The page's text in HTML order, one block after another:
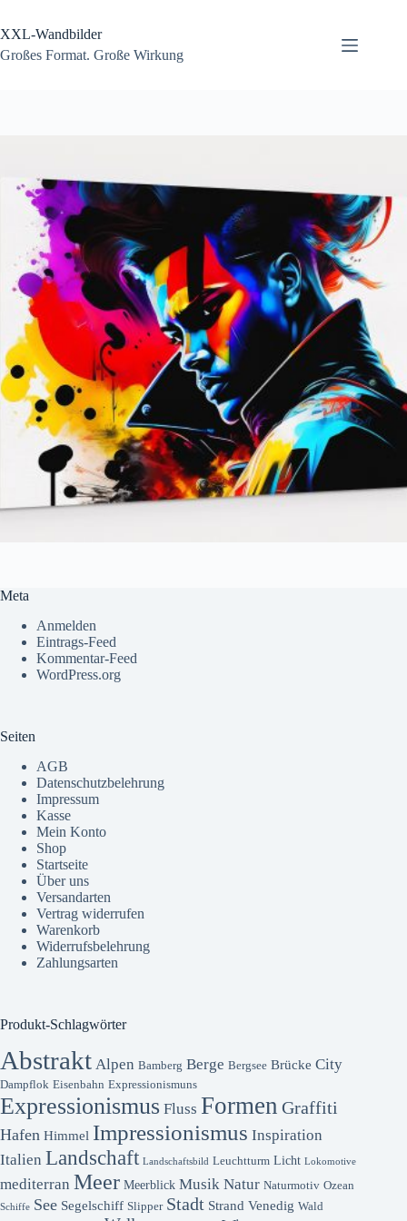
springen
XXL-Wandbilder
Großes Format. Große Wirkung
Meta
Anmelden
Eintrags-Feed
Kommentar-Feed
WordPress.org
Seiten
AGB
Datenschutzbelehrung
Impressum
Kasse
Mein Konto
Shop
Startseite
Über uns
Versandarten
Vertrag widerrufen
Warenkorb
Widerrufsbelehrung
Zahlungsarten
Produkt-Schlagwörter
Abstrakt Alpen Bamberg Berge Bergsee Brücke City
Dampflok Eisenbahn Expressionismuns
Expressionismus Fluss Formen Graffiti
Hafen Himmel Impressionismus Inspiration
Italien Landschaft Landschaftsbild Leuchtturm Licht Lokomotive
mediterran Meer Meerblick Musik Natur Naturmotiv Ozean
Schiffe See Segelschiff Slipper Stadt Strand Venedig Wald